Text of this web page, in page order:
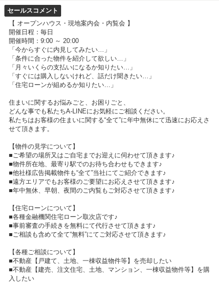
セールスコメント
【 オープンハウス・現地案内会・内覧会 】
開催日程：毎日
開催時間：9:00 ～ 20:00
「今からすぐに内見してみたい…」
「条件に合った物件を紹介して欲しい…」
「月々いくらの支払いになるか知りたい…」
「すぐには購入しないけれど、話だけ聞きたい…」
「住宅ローンが組めるか知りたい…」
住まいに関するお悩みごと、お困りごと、
どんな事でも私たちA-LINEにお気軽にご相談ください。
私たちはお客様の住まいに関する“全て”に年中無休にて迅速にお応えさ
せて頂きます。
【物件の見学について】
■ご希望の場所又はご自宅までお迎えに伺わせて頂きます♪
■物件所在地、最寄り駅でのお待ち合わせもできます♪
■他社様広告掲載物件も“全て”当社にてご紹介できます♪
■遠方エリアでもお客様のご要望にお応えさせて頂きます♪
■年中無休、早朝、夜間のご内覧もご対応させて頂きます♪
【住宅ローンについて】
■各種金融機関住宅ローン取次店です♪
■事前審査の手続きを無料にて代行させて頂きます♪
■ご相談も含めて全て“無料”にてご対応させて頂きます♪
【各種ご相談について】
■不動産【戸建て、土地、一棟収益物件等】を売却したい
■不動産【建売、注文住宅、土地、マンション、一棟収益物件等】を購
入したい